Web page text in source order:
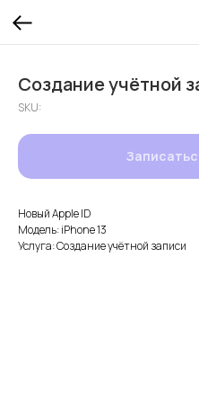
Создание учётной
SKU:
Новый Apple ID
Модель: iPhone 13
Услуга: Создание учётной записи